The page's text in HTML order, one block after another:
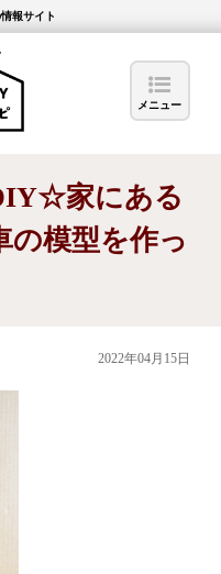
報サイト
メニュー
家にある
の模型を作っ
2022年04月15日